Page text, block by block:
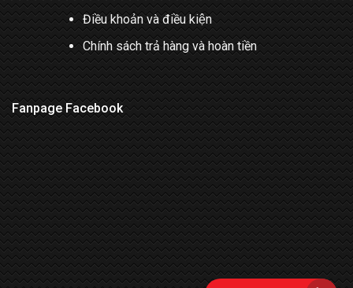
Điều khoản và điều kiện
Chính sách trả hàng và hoàn tiền
Fanpage Facebook